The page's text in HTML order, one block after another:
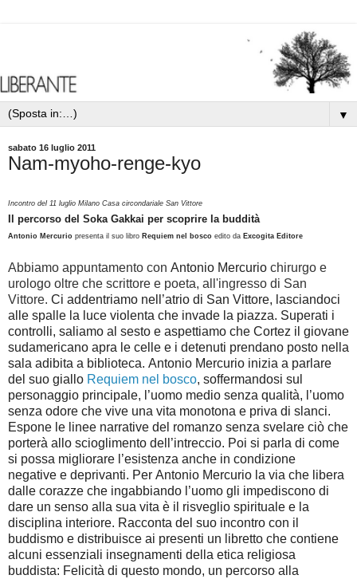
▼
sabato 16 luglio 2011
Nam-myoho-renge-kyo
Incontro del 11 luglio Milano Casa circondariale San Vittore
Il percorso del Soka Gakkai per scoprire la buddità
Antonio Mercurio presenta il suo libro Requiem nel bosco edito da Excogita Editore
Abbiamo appuntamento con Antonio Mercurio chirurgo e
urologo oltre che scrittore e poeta, all'ingresso di San
Vittore. Ci addentriamo nell’atrio di San Vittore, lasciandoci
alle spalle la luce violenta che invade la piazza. Superati i
controlli, saliamo al sesto e aspettiamo che Cortez il giovane
sudamericano apra le celle e i detenuti prendano posto nella
sala adibita a biblioteca. Antonio Mercurio inizia a parlare
del suo giallo Requiem nel bosco, soffermandosi sul
personaggio principale, l’uomo medio senza qualità, l’uomo
senza odore che vive una vita monotona e priva di slanci.
Espone le linee narrative del romanzo senza svelare ciò che
porterà allo scioglimento dell’intreccio. Poi si parla di come
si possa migliorare l’esistenza anche in condizione
negative e deprivanti. Per Antonio Mercurio la via che libera
dalle corazze che ingabbiando l’uomo gli impediscono di
dare un senso alla sua vita è il risveglio spirituale e la
disciplina interiore. Racconta del suo incontro con il
buddismo e distribuisce ai presenti un libretto che contiene
alcuni essenziali insegnamenti della etica religiosa
buddista: Felicità di questo mondo, un percorso alla